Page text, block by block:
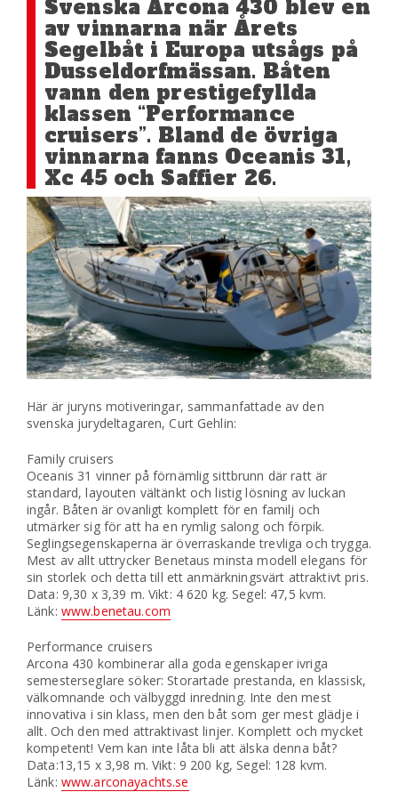
Svenska Arcona 430 blev en
av vinnarna när Årets
Segelbåt i Europa utsågs på
Dusseldorfmässan. Båten
vann den prestigefyllda
klassen “Performance
cruisers”. Bland de övriga
vinnarna fanns Oceanis 31,
Xc 45 och Saffier 26.
Här är juryns motiveringar, sammanfattade av den
svenska jurydeltagaren, Curt Gehlin:
Family cruisers
Oceanis 31 vinner på förnämlig sittbrunn där ratt är
standard, layouten vältänkt och listig lösning av luckan
ingår. Båten är ovanligt komplett för en familj och
utmärker sig för att ha en rymlig salong och förpik.
Seglingsegenskaperna är överraskande trevliga och trygga.
Mest av allt uttrycker Benetaus minsta modell elegans för
sin storlek och detta till ett anmärkningsvärt attraktivt pris.
Data: 9,30 x 3,39 m. Vikt: 4 620 kg. Segel: 47,5 kvm.
Länk: www.benetau.com
Performance cruisers
Arcona 430 kombinerar alla goda egenskaper ivriga
semesterseglare söker: Storartade prestanda, en klassisk,
välkomnande och välbyggd inredning. Inte den mest
innovativa i sin klass, men den båt som ger mest glädje i
allt. Och den med attraktivast linjer. Komplett och mycket
kompetent! Vem kan inte låta bli att älska denna båt?
Data:13,15 x 3,98 m. Vikt: 9 200 kg, Segel: 128 kvm.
Länk: www.arconayachts.se